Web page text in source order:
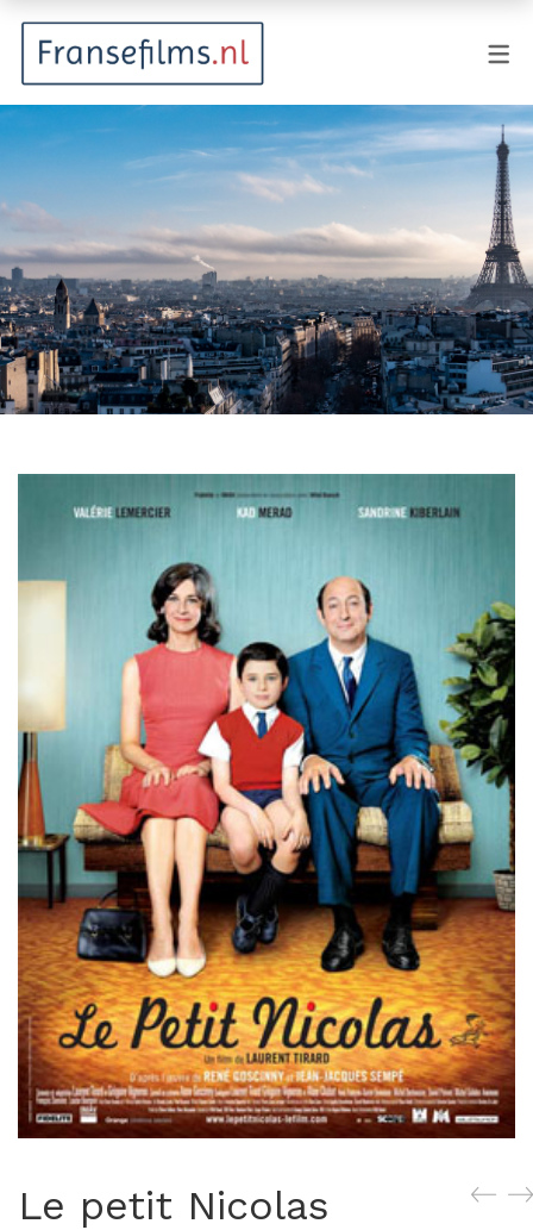
Animatie
Documentaire
Drama
Fantasy
Horror
Musical
Romantische komedie
Thriller
Le petit Nicolas